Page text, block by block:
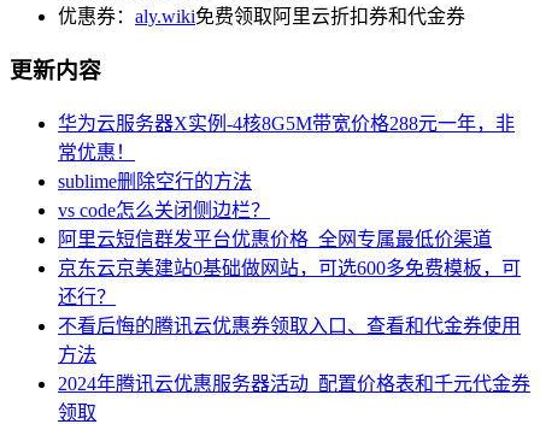
优惠券： aly.wiki免费领取阿里云折扣券和代金券
更新内容
华为云服务器X实例-4核8G5M带宽价格288元一年，非
常优惠！
sublime删除空行的方法
vs code怎么关闭侧边栏？
阿里云短信群发平台优惠价格_全网专属最低价渠道
京东云京美建站0基础做网站，可选600多免费模板，可
还行？
不看后悔的腾讯云优惠券领取入口、查看和代金券使用
方法
2024年腾讯云优惠服务器活动_配置价格表和千元代金券
领取